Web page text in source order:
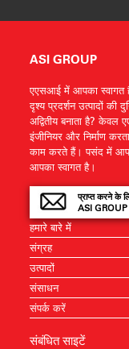
ASI GROUP
एएसआई में आपका स्वागत
दृश्य प्रदर्शन उत्पादों की
अद्वितीय बनाता है?
इंजीनियर और निर्माण
काम करते हैं। पसंद में
आपका स्वागत है।
प्राप्त करने के
ASI
हमारे बारे में
संग्रह
उत्पादों
संसाधन
संपर्क करें
संबंधित साइटें